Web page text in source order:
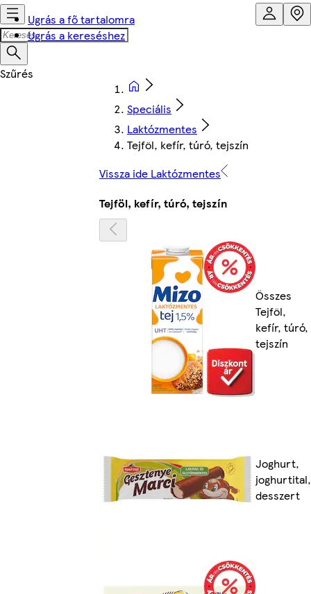
Ugrás a fő tartalomra
Ugrás a kereséshez
Speciális
Laktózmentes
Tejföl, kefír, túró, tejszín
Vissza ide Laktózmentes
Tejföl, kefír, túró, tejszín
Összes
Tejföl,
kefír, túró,
tejszín
Joghurt,
joghurtital,
desszert